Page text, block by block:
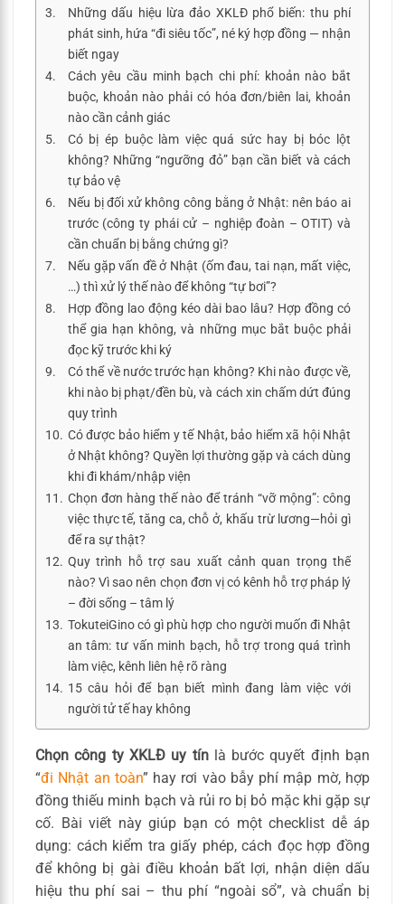
Những dấu hiệu lừa đảo XKLĐ phổ biến: thu phí
phát sinh, hứa “đi siêu tốc”, né ký hợp đồng — nhận
biết ngay
Cách yêu cầu minh bạch chi phí: khoản nào bắt
buộc, khoản nào phải có hóa đơn/biên lai, khoản
nào cần cảnh giác
Có bị ép buộc làm việc quá sức hay bị bóc lột
không? Những “ngưỡng đỏ” bạn cần biết và cách
tự bảo vệ
Nếu bị đối xử không công bằng ở Nhật: nên báo ai
trước (công ty phái cử – nghiệp đoàn – OTIT) và
cần chuẩn bị bằng chứng gì?
Nếu gặp vấn đề ở Nhật (ốm đau, tai nạn, mất việc,
…) thì xử lý thế nào để không “tự bơi”?
Hợp đồng lao động kéo dài bao lâu? Hợp đồng có
thể gia hạn không, và những mục bắt buộc phải
đọc kỹ trước khi ký
Có thể về nước trước hạn không? Khi nào được về,
khi nào bị phạt/đền bù, và cách xin chấm dứt đúng
quy trình
Có được bảo hiểm y tế Nhật, bảo hiểm xã hội Nhật
ở Nhật không? Quyền lợi thường gặp và cách dùng
khi đi khám/nhập viện
Chọn đơn hàng thế nào để tránh “vỡ mộng”: công
việc thực tế, tăng ca, chỗ ở, khấu trừ lương—hỏi gì
để ra sự thật?
Quy trình hỗ trợ sau xuất cảnh quan trọng thế
nào? Vì sao nên chọn đơn vị có kênh hỗ trợ pháp lý
– đời sống – tâm lý
TokuteiGino có gì phù hợp cho người muốn đi Nhật
an tâm: tư vấn minh bạch, hỗ trợ trong quá trình
làm việc, kênh liên hệ rõ ràng
15 câu hỏi để bạn biết mình đang làm việc với
người tử tế hay không
Chọn công ty XKLĐ uy tínlà bước quyết định bạn
“đi Nhật an toàn” hay rơi vào bẫy phí mập mờ, hợp
đồng thiếu minh bạch và rủi ro bị bỏ mặc khi gặp sự
cố. Bài viết này giúp bạn có một checklist dễ áp
dụng: cách kiểm tra giấy phép, cách đọc hợp đồng
để không bị gài điều khoản bất lợi, nhận diện dấu
hiệu thu phí sai – thu phí “ngoài sổ”, và chuẩn bị